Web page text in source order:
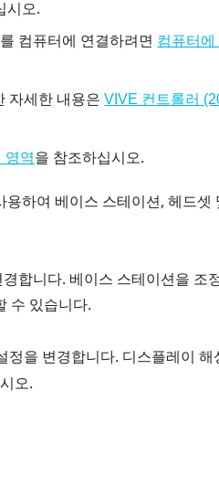
시오.
를 컴퓨터에 연결하려면 컴퓨터에
자세한 내용은VIVE 컨트롤러
영역을 참조하십시오.
하여 베이스 스테이션, 헤드셋
합니다. 베이스 스테이션을 조
수 있습니다.
정을 변경합니다. 디스플레이
오.